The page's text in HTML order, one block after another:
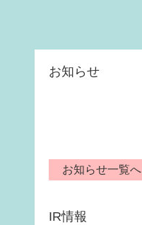
お知らせ
お知らせ一覧へ
IR情報